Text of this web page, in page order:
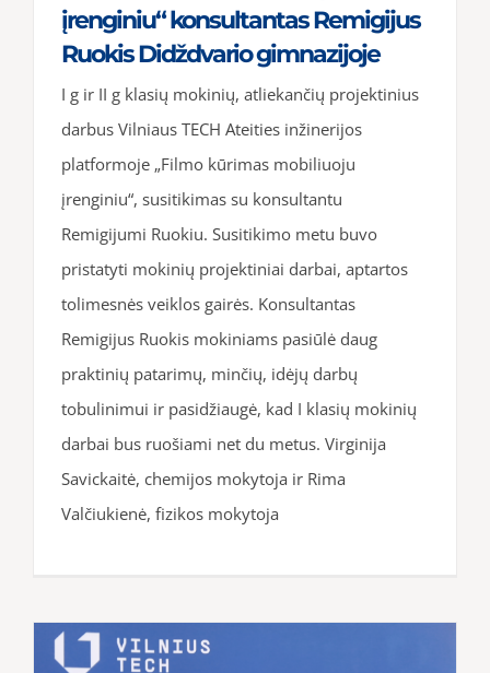
įrenginiu“ konsultantas Remigijus
Ruokis Didždvario gimnazijoje
I g ir II g klasių mokinių, atliekančių projektinius
darbus Vilniaus TECH Ateities inžinerijos
platformoje „Filmo kūrimas mobiliuoju
įrenginiu“, susitikimas su konsultantu
Remigijumi Ruokiu. Susitikimo metu buvo
pristatyti mokinių projektiniai darbai, aptartos
tolimesnės veiklos gairės. Konsultantas
Remigijus Ruokis mokiniams pasiūlė daug
praktinių patarimų, minčių, idėjų darbų
tobulinimui ir pasidžiaugė, kad I klasių mokinių
darbai bus ruošiami net du metus. Virginija
Savickaitė, chemijos mokytoja ir Rima
Valčiukienė, fizikos mokytoja